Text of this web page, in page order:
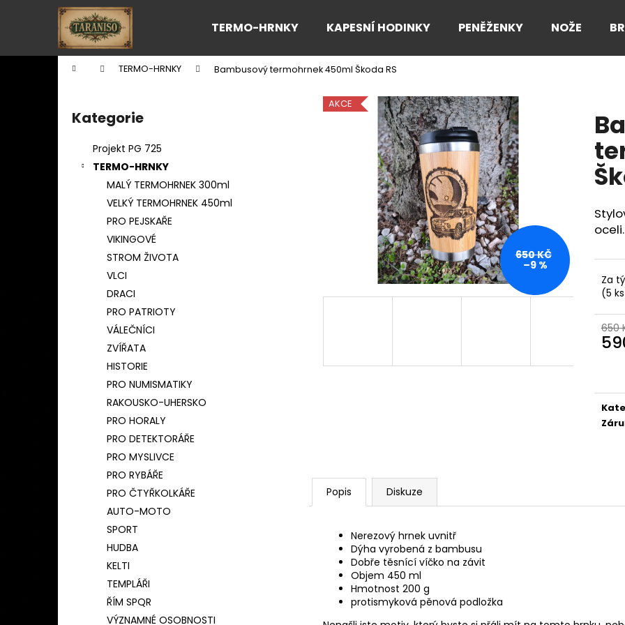
TERMO-HRNKY KAPESNÍ HODINKY PENĚŽENKY NOŽE
Domů TERMO-HRNKY Bambusový termohrnek 450ml Škoda RS
Přeskočit
kategorie
Kategorie
Projekt PG 725
TERMO-HRNKY
MALÝ TERMOHRNEK 300ml
VELKÝ TERMOHRNEK 450ml
PRO PEJSKAŘE
VIKINGOVÉ
STROM ŽIVOTA
VLCI
DRACI
PRO PATRIOTY
VÁLEČNÍCI
ZVÍŘATA
HISTORIE
PRO NUMISMATIKY
RAKOUSKO-UHERSKO
PRO HORALY
PRO DETEKTORÁŘE
PRO MYSLIVCE
PRO RYBÁŘE
PRO ČTYŘKOLKÁŘE
AUTO-MOTO
SPORT
HUDBA
KELTI
TEMPLÁŘI
ŘÍM SPQR
VÝZNAMNÉ OSOBNOSTI
oceli.
Za
(5
650
AKCE
650 KČ
–9 %
Popis Diskuze
Nerezový hrnek uvnitř
Dýha vyrobená z bambusu
Dobře těsnící víčko na závit
Objem 450 ml
Hmotnost 200 g
protismyková pěnová podložka
í
Zpět
do
Zpět
do
Co potřebujete najít?
HLEDAT
Doporučujeme
BAMBUSOVÝ TERMOHRNEK 450ML
ČESKÝ LEV
590 Kč
KAPESNÍ
490